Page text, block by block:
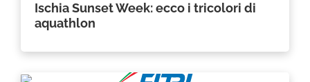
Ischia Sunset Week: ecco i tricolori di
aquathlon